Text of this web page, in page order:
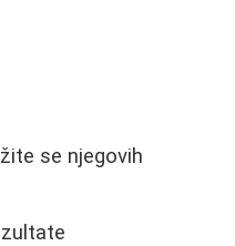
se njegovih